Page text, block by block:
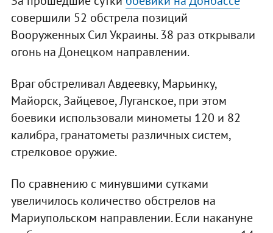
совершили 52 обстрела позиций
Вооруженных Сил Украины. 38 раз открывали
огонь на Донецком направлении.
Враг обстреливал Авдеевку, Марьинку,
Майорск, Зайцевое, Луганское, при этом
боевики использовали минометы 120 и 82
калибра, гранатометы различных систем,
стрелковое оружие.
По сравнению с минувшими сутками
увеличилось количество обстрелов на
Мариупольском направлении. Если накануне